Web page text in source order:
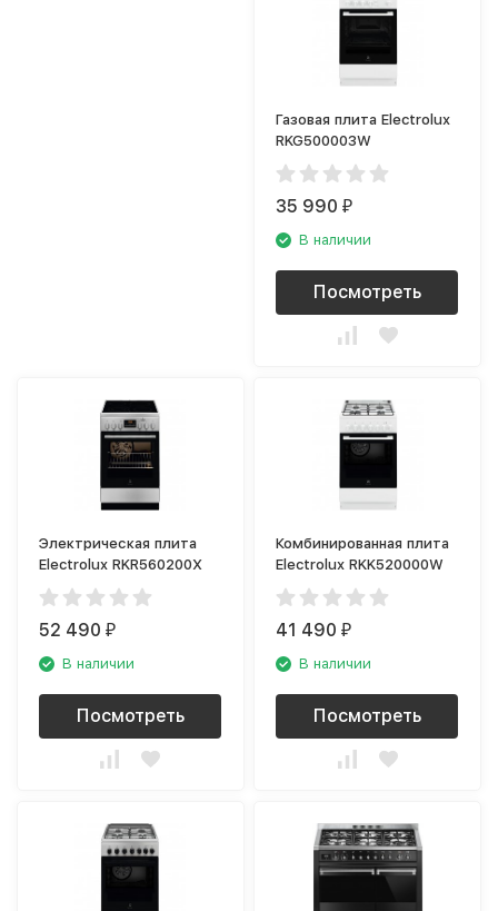
Газовая плита Electrolux
RKG500003W
35 990₽
В наличии
Посмотреть
Электрическая плита
Electrolux RKR560200X
52 490₽
В наличии
Посмотреть
Комбинированная плита
Electrolux RKK520000W
41 490₽
В наличии
Посмотреть